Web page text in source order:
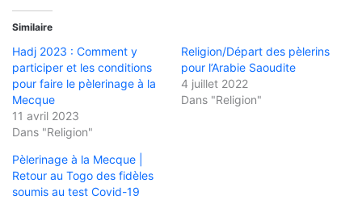
Similaire
Hadj 2023 : Comment y
participer et les conditions
pour faire le pèlerinage à la
Mecque
11 avril 2023
Dans "Religion"
Religion/Départ des pèlerins
pour l’Arabie Saoudite
4 juillet 2022
Dans "Religion"
Pèlerinage à la Mecque |
Retour au Togo des fidèles
soumis au test Covid-19